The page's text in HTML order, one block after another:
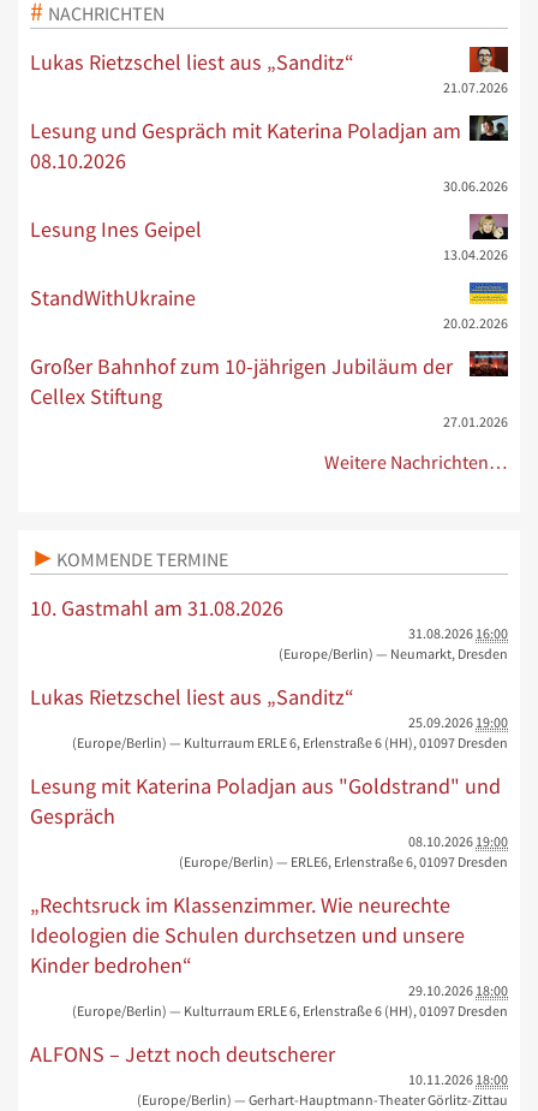
NACHRICHTEN
Lukas Rietzschel liest aus „Sanditz“
21.07.2026
Lesung und Gespräch mit Katerina Poladjan am
08.10.2026
30.06.2026
Lesung Ines Geipel
13.04.2026
StandWithUkraine
20.02.2026
Großer Bahnhof zum 10-jährigen Jubiläum der
Cellex Stiftung
27.01.2026
Weitere Nachrichten…
KOMMENDE TERMINE
10. Gastmahl am 31.08.2026
31.08.2026 16:00
(Europe/Berlin) — Neumarkt, Dresden
Lukas Rietzschel liest aus „Sanditz“
25.09.2026 19:00
(Europe/Berlin) — Kulturraum ERLE 6, Erlenstraße 6 (HH), 01097 Dresden
Lesung mit Katerina Poladjan aus "Goldstrand" und
Gespräch
08.10.2026 19:00
(Europe/Berlin) — ERLE6, Erlenstraße 6, 01097 Dresden
„Rechtsruck im Klassenzimmer. Wie neurechte
Ideologien die Schulen durchsetzen und unsere
Kinder bedrohen“
29.10.2026 18:00
(Europe/Berlin) — Kulturraum ERLE 6, Erlenstraße 6 (HH), 01097 Dresden
ALFONS – Jetzt noch deutscherer
10.11.2026 18:00
(Europe/Berlin) — Gerhart-Hauptmann-Theater Görlitz-Zittau